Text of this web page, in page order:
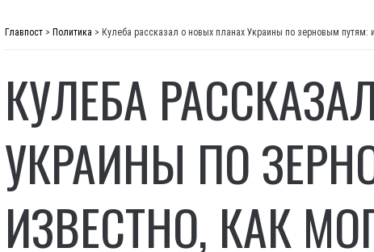
Главпост > Политика > Кулеба рассказал о новых планах Украины по зерновым путям:
КУЛЕБА
УКРАИНЫ ПО
ИЗВЕСТНО, КАК